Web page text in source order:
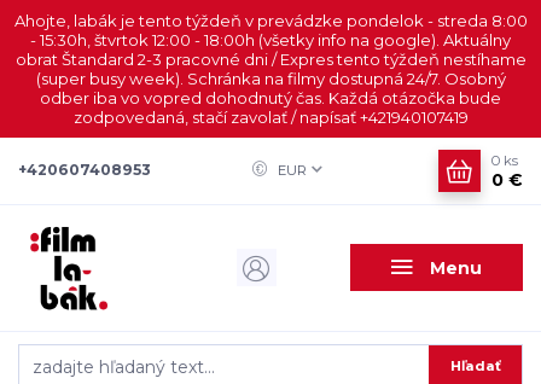
Ahojte, labák je tento týždeň v prevádzke pondelok - streda 8:00
- 15:30h, štvrtok 12:00 - 18:00h (všetky info na google). Aktuálny
obrat Štandard 2-3 pracovné dni / Expres tento týždeň nestíhame
(super busy week). Schránka na filmy dostupná 24/7. Osobný
odber iba vo vopred dohodnutý čas. Každá otázočka bude
zodpovedaná, stačí zavolať / napísať +421940107419
Menu
EUR
Hľadať
+420607408953
0 ks
0 €